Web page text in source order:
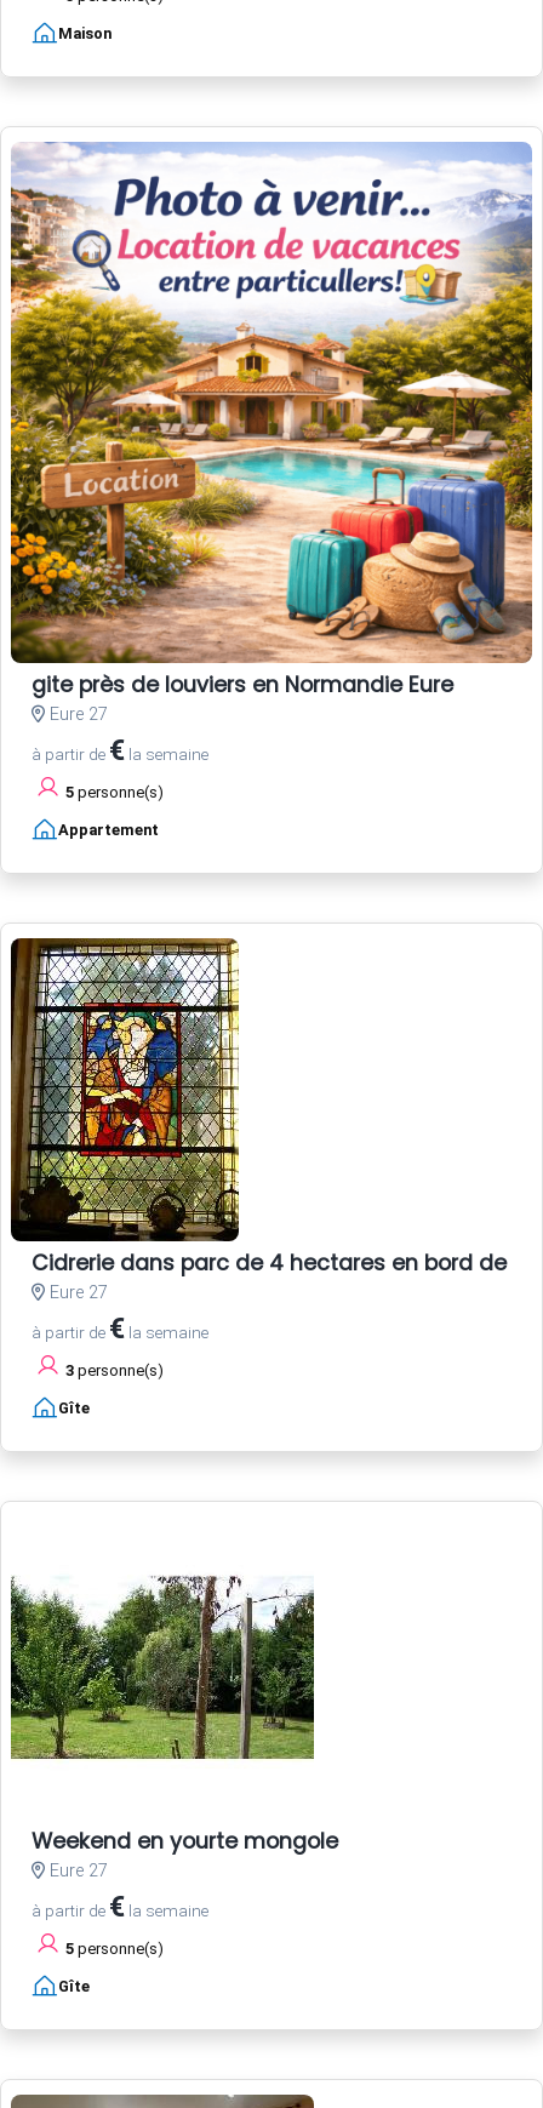
Maison
gite près de louviers en Normandie Eure
Eure 27
à partir de € la semaine
5 personne(s)
Appartement
Cidrerie dans parc de 4 hectares en bord de
Eure 27
à partir de € la semaine
3 personne(s)
Gîte
Weekend en yourte mongole
Eure 27
à partir de € la semaine
5 personne(s)
Gîte